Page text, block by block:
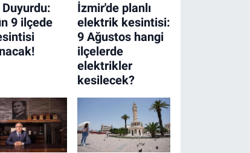
Duyurdu:
9 ilçede
İzmir'de planlı
elektrik kesintisi:
9 Ağustos hangi
ilçelerde
elektrikler
kesilecek?